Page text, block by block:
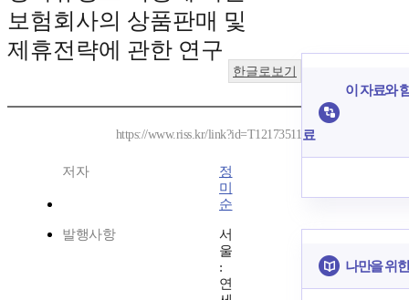
보험회사의 상품판매 및
제휴전략에 관한 연구
한글로보기
https://www.riss.kr/link?id=T12173511
저자
정
미
순
발행사항
서
울
:
연
이 자료와
료
나만을 위